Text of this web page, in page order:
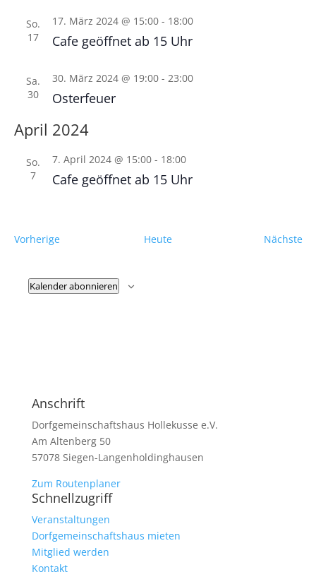
So.
17
Cafe geöffnet ab 15 Uhr
17. März 2024 @ 15:00- 18:00
Sa.
30
Osterfeuer
30. März 2024 @ 19:00- 23:00
April 2024
So.
7
Cafe geöffnet ab 15 Uhr
7. April 2024 @ 15:00- 18:00
VorherigeVeranstaltungen Heute Nächste
Kalender abonnieren
Anschrift
Dorfgemeinschaftshaus Hollekusse e.V.
Am Altenberg 50
57078 Siegen-Langenholdinghausen
Zum Routenplaner
Schnellzugriff
Veranstaltungen
Dorfgemeinschaftshaus mieten
Mitglied werden
Kontakt